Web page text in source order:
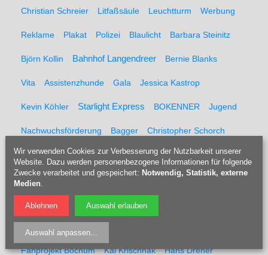
Christian Schreier Litfaßsäule Leuchtturm Werbung
Reklame Plakat Polizei Blaulicht Barbara Steinitz
Björn Kollin Bahnhof Langendreer Bernie Blanks
Vita Assistenzhunde Gala Jessica Kastrop
Kevin Köhler Starlight Express BOKENNER Jugend
Nachwuchsförderung Bagger Christopher Schorch
Rock'n Roll Kostüm 50er Jahre 60er Jahre
Haartolle Hochsteckfrisur Flohzirkus Floh
Schausteller Zirkus Robert Birk
Fanprojekt Bochum Kai Krischnak Hans Dreher
Wir verwenden Cookies zur Verbesserung der Nutzbarkeit unserer
Website. Dazu werden personenbezogene Informationen für folgende
Zwecke verarbeitet und gespeichert: Notwendig, Statistik, externe
Medien.
Ablehnen Auswahl erlauben
Auswahl anpassen...